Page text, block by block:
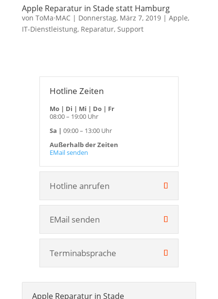
Apple Reparatur in Stade statt Hamburg
von ToMa·MAC| Donnerstag, März 7, 2019| Apple,
IT-Dienstleistung, Reparatur, Support
Hotline Zeiten
Mo | Di | Mi | Do | Fr
08:00 – 19:00 Uhr
Sa | 09:00 – 13:00 Uhr
Außerhalb der Zeiten
EMail senden
Hotline anrufen
EMail senden
Terminabsprache
Apple Reparatur in Stade